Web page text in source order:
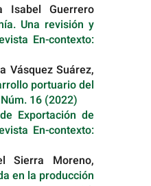
Isabel Guerrero
Una revisión y
En-contexto:
Vásquez Suárez,
portuario del
16 (2022)
Exportación de
En-contexto:
Sierra Moreno,
en la producción